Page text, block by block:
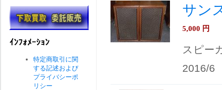
サン
5,000 円
スピー
2016/6
ｲﾝﾌｫﾒｰｼｮﾝ
特定商取引に関
する記述および
プライバシーポ
リシー